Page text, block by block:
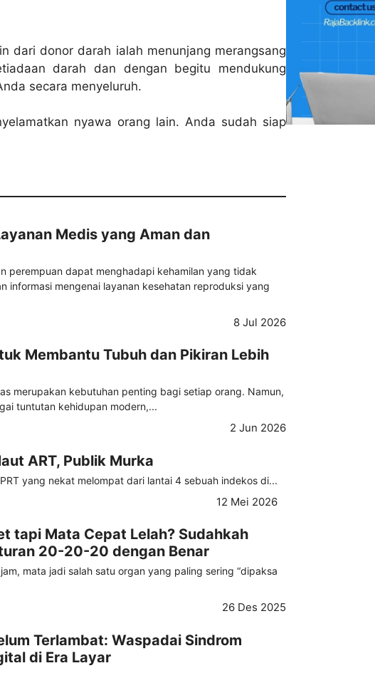
dari donor darah ialah menunjang merangsang
darah dan dengan begitu mendukung
secara menyeluruh.
nyawa orang lain. Anda sudah siap
Medis yang Aman dan
perempuan dapat menghadapi kehamilan yang tidak
informasi mengenai layanan kesehatan reproduksi yang
8 Jul 2026
Membantu Tubuh dan Pikiran Lebih
merupakan kebutuhan penting bagi setiap orang. Namun,
tuntutan kehidupan modern,...
2 Jun 2026
ART, Publik Murka
yang nekat melompat dari lantai 4 sebuah indekos di...
12 Mei 2026
tapi Mata Cepat Lelah? Sudahkah
20-20-20 dengan Benar
mata jadi salah satu organ yang paling sering “dipaksa
26 Des 2025
Terlambat: Waspadai Sindrom
di Era Layar